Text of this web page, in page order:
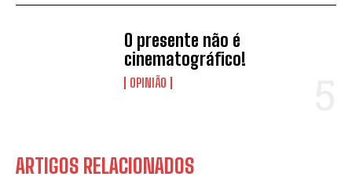
O presente não é
cinematográfico!
OPINIÃO
ARTIGOS RELACIONADOS